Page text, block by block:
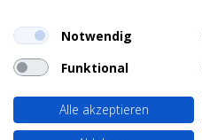
Notwendig
Funktional
Alle akzeptieren